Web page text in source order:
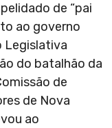
de “pai
ao governo
Legislativa
do batalhão da
de
de Nova
ao